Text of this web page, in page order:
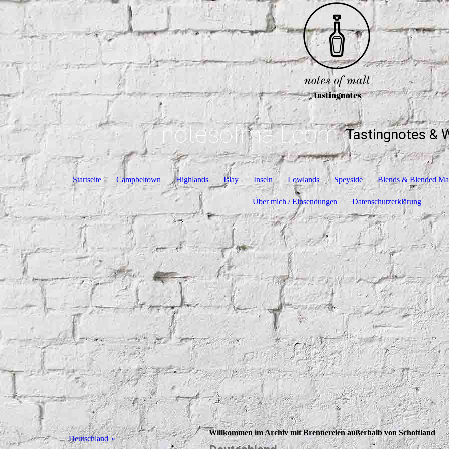
notesofmalt.com Tastingnotes &
Startseite Campbeltown Highlands Islay Inseln Lowlands Speyside Blends & Blended
Über mich / Einsendungen Datenschutzerklärung
Deutschland
Willkommen im Archiv mit Brennereien außerhalb von Schottland